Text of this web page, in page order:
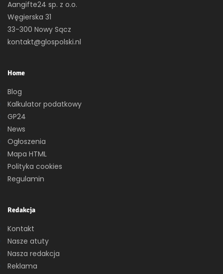
Aangifte24 sp. z o.o.
Węgierska 31
33-300 Nowy Sącz
kontakt@glospolski.nl
Home
Blog
Kalkulator podatkowy
GP24
News
Ogłoszenia
Mapa HTML
Polityka cookies
Regulamin
Redakcja
Kontakt
Nasze atuty
Nasza redakcja
Reklama